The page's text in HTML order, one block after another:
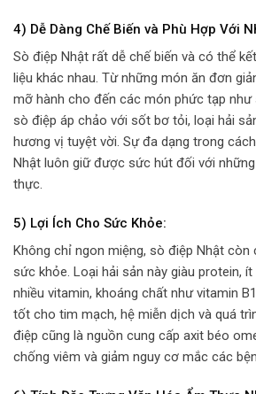
4) Dễ Dàng Chế Biến và Phù Hợp Với
Sò điệp Nhật rất dễ chế biến và có thể
liệu khác nhau. Từ những món ăn đơn
mỡ hành cho đến các món phức tạp như
sò điệp áp chảo với sốt bơ tỏi, loại hải
hương vị tuyệt vời. Sự đa dạng trong
Nhật luôn giữ được sức hút đối với
thực.
5) Lợi Ích Cho Sức Khỏe:
Không chỉ ngon miệng, sò điệp Nhật còn
sức khỏe. Loại hải sản này giàu protein,
nhiều vitamin, khoáng chất như vitamin
tốt cho tim mạch, hệ miễn dịch và quá
điệp cũng là nguồn cung cấp axit béo
chống viêm và giảm nguy cơ mắc các